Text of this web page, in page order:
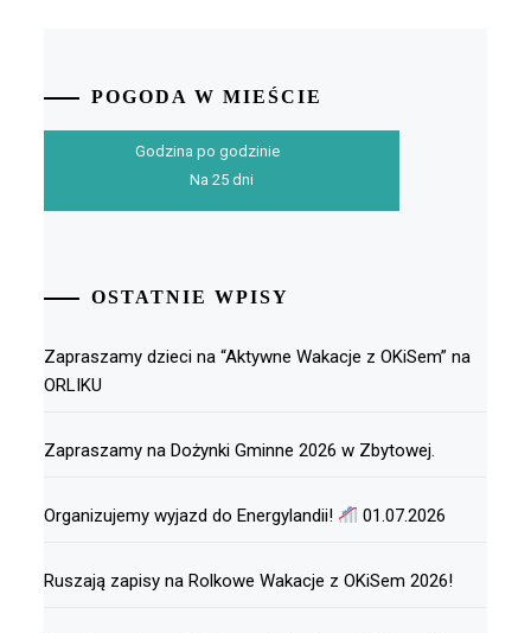
POGODA W MIEŚCIE
Godzina po godzinie
Na 25 dni
OSTATNIE WPISY
Zapraszamy dzieci na “Aktywne Wakacje z OKiSem” na
ORLIKU
Zapraszamy na Dożynki Gminne 2026 w Zbytowej.
Organizujemy wyjazd do Energylandii! 01.07.2026
Ruszają zapisy na Rolkowe Wakacje z OKiSem 2026!